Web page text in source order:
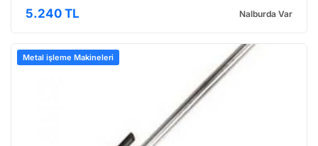
İnşaat, dekorasyon ve tadilat projelerinde çalışan…
5.240 TL Nalburda Var
Metal işleme Makineleri